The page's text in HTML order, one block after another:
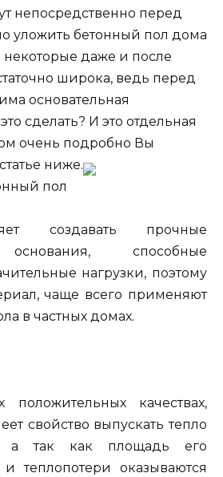
непосредственно перед
уложить бетонный пол дома
даже и после
широка, ведь перед
основательная
сделать? И это отдельная
очень подробно Вы
ниже.
пол
создавать прочные
способные
нагрузки, поэтому
чаще всего применяют
в частных домах.
качествах,
свойство выпускать тепло
а так как площадь его
теплопотери оказываются